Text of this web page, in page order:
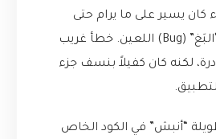
يسير على ما يرام حتى
اصطدمت بذلك “البَغ” (Bug) اللعين. خطأ غريب
لكنه كان كفيلاً بنسف جزء
“أنبش” في الكود الخاص